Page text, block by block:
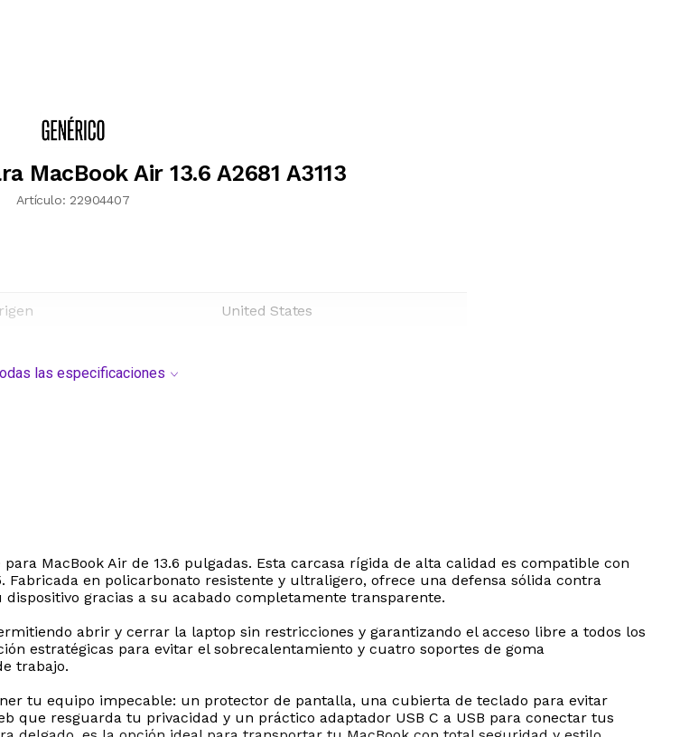
MacBook Air 13.6 A2681 A3113
Artículo: 22904407
United States
las especificaciones
MacBook Air de 13.6 pulgadas. Esta carcasa rígida de alta calidad es compatible con
Fabricada en policarbonato resistente y ultraligero, ofrece una defensa sólida contra
gracias a su acabado completamente transparente.
abrir y cerrar la laptop sin restricciones y garantizando el acceso libre a todos los
estratégicas para evitar el sobrecalentamiento y cuatro soportes de goma
trabajo.
tu equipo impecable: un protector de pantalla, una cubierta de teclado para evitar
resguarda tu privacidad y un práctico adaptador USB C a USB para conectar tus